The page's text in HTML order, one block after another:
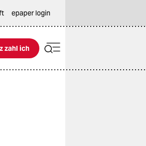
epaper login
ich
zahl ich